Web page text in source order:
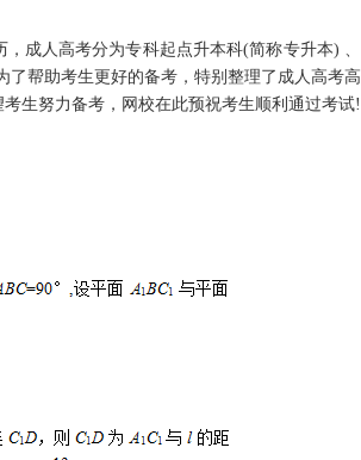
成人高考分为专科起点升本科(简称专升本) 、
帮助考生更好的备考，特别整理了成人高考高
生努力备考，网校在此预祝考生顺利通过考试!